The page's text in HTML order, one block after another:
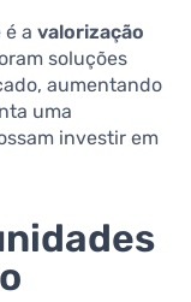
a valorização
soluções
aumentando
uma
investir em